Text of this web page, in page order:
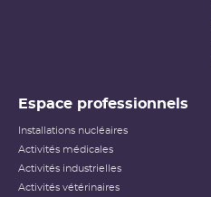
Espace professionnels
Installations nucléaires
Activités médicales
Activités industrielles
Activités vétérinaires